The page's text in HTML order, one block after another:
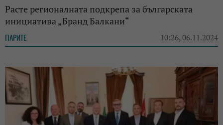
Расте регионалната подкрепа за българската
инициатива „Бранд Балкани“
ПАРИТЕ 10:26, 06.11.2024